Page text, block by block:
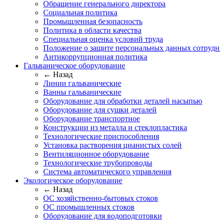
Обращение генерального директора
Социальная политика
Промышленная безопасность
Политика в области качества
Специальная оценка условий труда
Положение о защите персональных данных
Антикоррупционная политика
Гальваническое оборудование
← Назад
Линии гальванические
Ванны гальванические
Оборудование для обработки деталей насыпью
Оборудование для сушки деталей
Оборудование транспортное
Конструкции из металла и стеклопластика
Технологические приспособления
Установка растворения цианистых солей
Вентиляционное оборудование
Технологические трубопроводы
Система автоматического управления
Экологическое оборудование
← Назад
ОС хозяйственно-бытовых стоков
ОС промышленных стоков
Оборудование для водоподготовки